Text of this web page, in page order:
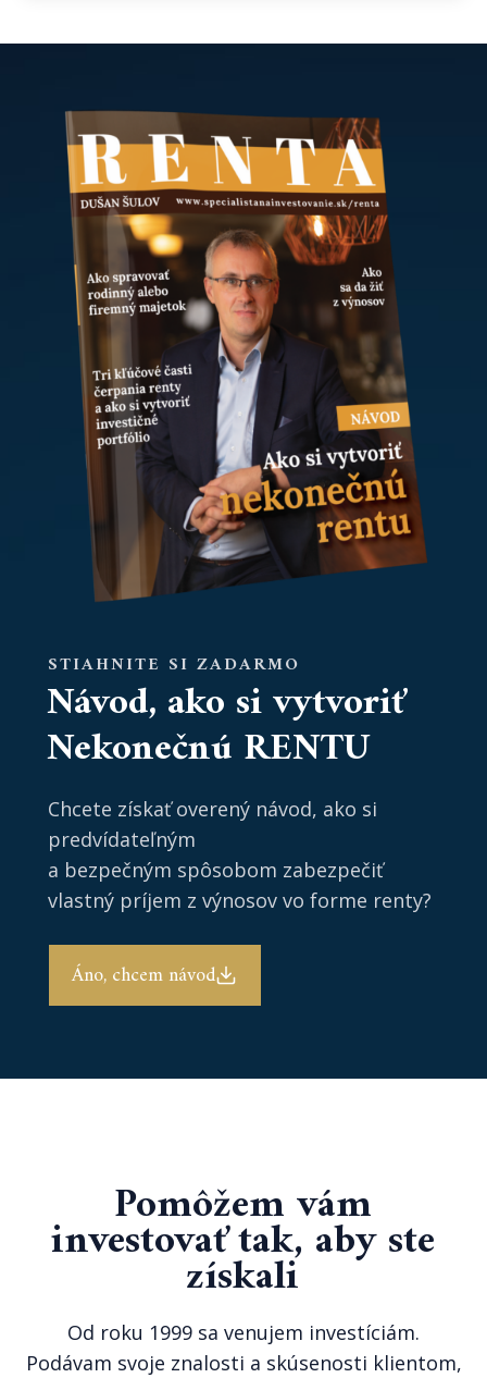
STIAHNITE SI ZADARMO
Návod, ako si vytvoriť
Nekonečnú RENTU
Chcete získať overený návod, ako si
predvídateľným
a bezpečným spôsobom zabezpečiť
vlastný príjem z výnosov vo forme renty?
Áno, chcem návod
Pomôžem vám
investovať tak, aby ste
získali
Od roku 1999 sa venujem investíciám.
Podávam svoje znalosti a skúsenosti klientom,